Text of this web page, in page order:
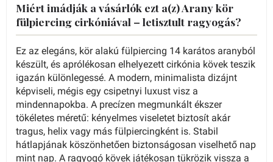
Miért imádják a vásárlók ezt a(z) Arany kör
fülpiercing cirkóniával – letisztult ragyogás?
Ez az elegáns, kör alakú fülpiercing 14 karátos aranyból
készült, és aprólékosan elhelyezett cirkónia kövek teszik
igazán különlegessé. A modern, minimalista dizájnt
képviseli, mégis egy csipetnyi luxust visz a
mindennapokba. A precízen megmunkált ékszer
tökéletes méretű: kényelmes viseletet biztosít akár
tragus, helix vagy más fülpiercingként is. Stabil
hátlapjának köszönhetően biztonságosan viselhető nap
mint nap. A ragyogó kövek játékosan tükrözik vissza a